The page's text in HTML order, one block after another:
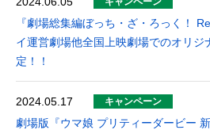
『劇場総集編ぼっち・ざ・ろっく！
イ運営劇場他全国上映劇場でのオリジ
定！！
2024.05.17 キャンペーン
劇場版『ウマ娘 プリティーダービー